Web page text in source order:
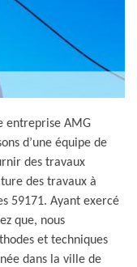
entreprise AMG
d’une équipe de
des travaux
des travaux à
59171. Ayant exercé
que, nous
et techniques
dans la ville de